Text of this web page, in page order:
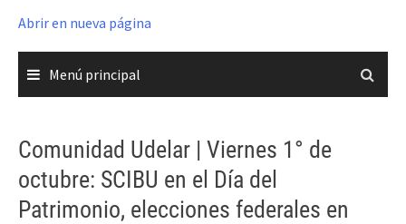
Abrir en nueva página
Menú principal
Comunidad Udelar | Viernes 1° de
octubre: SCIBU en el Día del
Patrimonio, elecciones federales en